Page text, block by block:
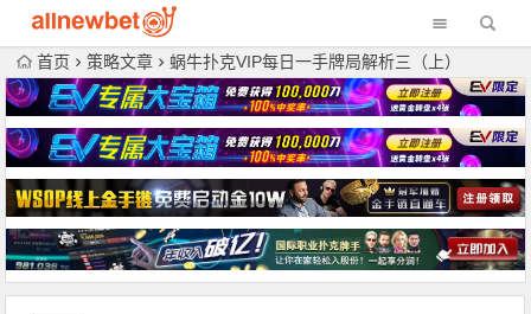
首页 策略文章 蜗牛扑克VIP每日一手牌局解析三（上）